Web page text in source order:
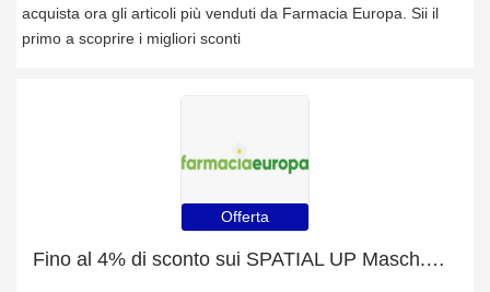
acquista ora gli articoli più venduti da Farmacia Europa. Sii il
primo a scoprire i migliori sconti
Offerta
Fino al 4% di sconto sui SPATIAL UP Masch.AD Magenta e articoli selezionati